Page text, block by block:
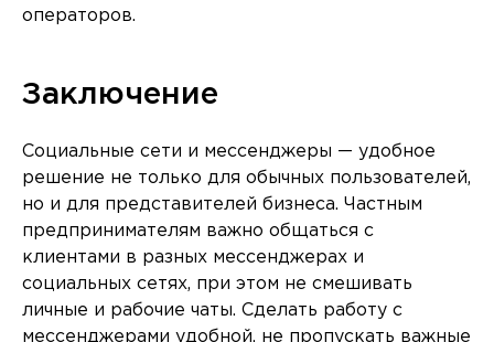
операторов.
Заключение
Социальные сети и мессенджеры — удобное
решение не только для обычных пользователей,
но и для представителей бизнеса. Частным
предпринимателям важно общаться с
клиентами в разных мессенджерах и
социальных сетях, при этом не смешивать
личные и рабочие чаты. Сделать работу с
мессенджерами удобной, не пропускать важные